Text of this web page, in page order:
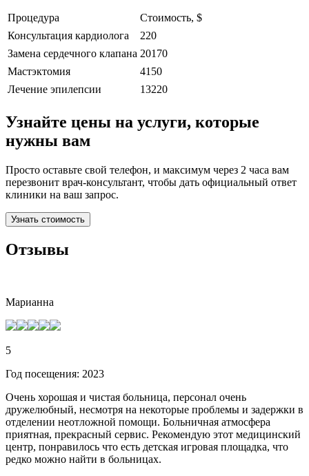
Процедура
Стоимость, $
Консультация кардиолога
220
Замена сердечного клапана 20170
Мастэктомия
4150
Лечение эпилепсии
13220
Узнайте цены на услуги, которые
нужны вам
Просто оставьте свой телефон, и максимум через 2 часа вам
перезвонит врач-консультант, чтобы дать официальный ответ
клиники на ваш запрос.
Узнать стоимость
Отзывы
Марианна
5
Год посещения: 2023
Очень хорошая и чистая больница, персонал очень
дружелюбный, несмотря на некоторые проблемы и задержки в
отделении неотложной помощи. Больничная атмосфера
приятная, прекрасный сервис. Рекомендую этот медицинский
центр, понравилось что есть детская игровая площадка, что
редко можно найти в больницах.